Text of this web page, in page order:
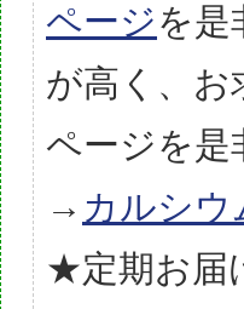
ページを是
が高く、
ページを是
→ カルシ
★定期お届